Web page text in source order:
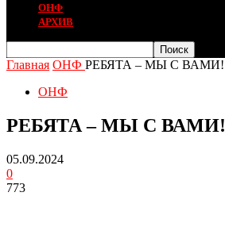
ОНФ
АРХИВ
Главная ОНФ РЕБЯТА – МЫ С ВАМИ!
ОНФ
РЕБЯТА – МЫ С ВАМИ!
05.09.2024
0
773